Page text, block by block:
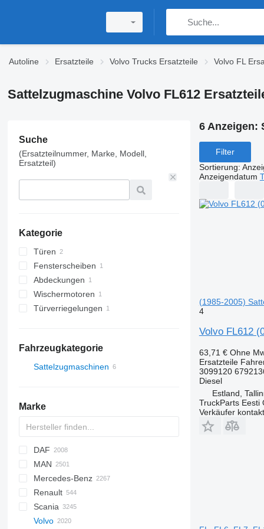
Autoline Ersatzteile Volvo Trucks Ersatzteile Volvo FL
Sattelzugmaschine Volvo FL612
Suche
(Ersatzteilnummer, Marke, Modell,
Ersatzteil)
Kategorie
Türen
Fensterscheiben
Seitenscheiben
Abdeckungen
Wischermotoren
Türverriegelungen
Fahrzeugkategorie
Sattelzugmaschinen
Marke
DAF
CF
LF
SB
XD
XF
Cargo
F-MAX
Daily
EuroCargo
EuroStar
Eurotech
Eurotrakker
MAN
F90
L2000
LE
Lion's series
Mercedes-Benz
A-Class
Actros
Antos
Canter
Movano
Renault
D-series
D Wide
Scania
G-series
Volvo
6 Anzeigen:
Filter
Sortierung:
Anzeigendatum
(1985-2005)
4
Volvo FL612
63,71 € Ohne
Ersatzteile
3099120
Diesel
Estland,
TruckParts Eesti
Verkäufer